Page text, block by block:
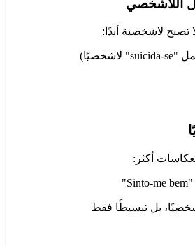
اللاشخصي
تصبح لاشخصية أبدًا:
أكثر:
بل تبسيطًا فقط